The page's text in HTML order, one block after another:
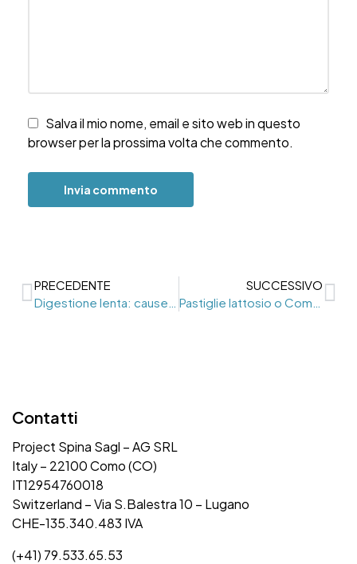
Salva il mio nome, email e sito web in questo
browser per la prossima volta che commento.
PRECEDENTE
SUCCESSIVO
Contatti
Project Spina Sagl – AG SRL
Italy – 22100 Como (CO)
IT12954760018
Switzerland – Via S.Balestra 10 – Lugano
CHE-135.340.483 IVA
(+41) 79.533.65.53